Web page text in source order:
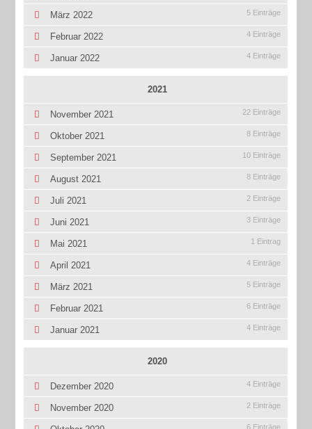
März 2022 5 Einträge
Februar 2022 4 Einträge
Januar 2022 4 Einträge
2021
November 2021 22 Einträge
Oktober 2021 8 Einträge
September 2021 10 Einträge
August 2021 8 Einträge
Juli 2021 2 Einträge
Juni 2021 3 Einträge
Mai 2021 1 Eintrag
April 2021 4 Einträge
März 2021 5 Einträge
Februar 2021 6 Einträge
Januar 2021 4 Einträge
2020
Dezember 2020 4 Einträge
November 2020 2 Einträge
6 Einträge